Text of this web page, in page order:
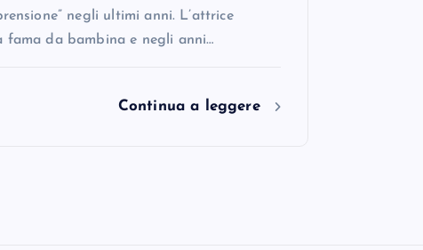
negli ultimi anni. L’attrice
fama da bambina e negli anni…
Continua a leggere